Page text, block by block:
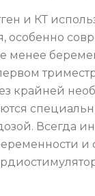
и КТ
особенно
менее
крайней
Всегда
и